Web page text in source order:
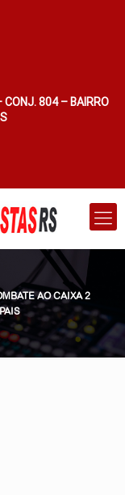
CONJ. 804 – BAIRRO
AO CAIXA 2